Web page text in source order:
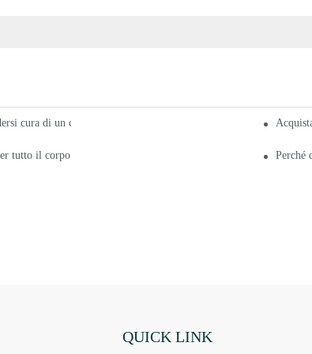
cura di un cuscino riscaldante per tutto il corpo
tutto il corpo
tutto il corpo Acquista ora il miglior pad riscaldante per tutto il
Perché
QUICK LINK